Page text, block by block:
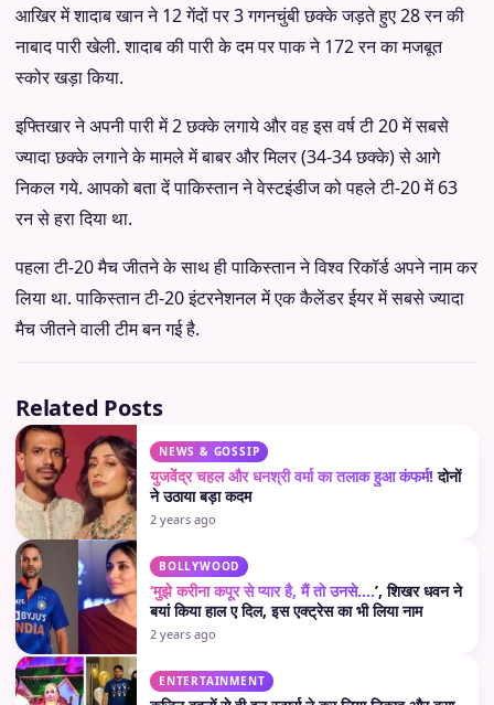
आखिर में शादाब खान ने 12 गेंदों पर 3 गगनचुंबी छक्के जड़ते हुए 28 रन की
नाबाद पारी खेली. शादाब की पारी के दम पर पाक ने 172 रन का मजबूत
स्कोर खड़ा किया.
इफ्तिखार ने अपनी पारी में 2 छक्के लगाये और वह इस वर्ष टी 20 में सबसे
ज्यादा छक्के लगाने के मामले में बाबर और मिलर (34-34 छक्के) से आगे
निकल गये. आपको बता दें पाकिस्तान ने वेस्टइंडीज को पहले टी-20 में 63
रन से हरा दिया था.
पहला टी-20 मैच जीतने के साथ ही पाकिस्तान ने विश्व रिकॉर्ड अपने नाम कर
लिया था. पाकिस्तान टी-20 इंटरनेशनल में एक कैलेंडर ईयर में सबसे ज्यादा
मैच जीतने वाली टीम बन गई है.
Related Posts
NEWS & GOSSIP
युजवेंद्र चहल और धनश्री वर्मा का तलाक हुआ कंफर्म!दोनों
ने उठाया बड़ा कदम
2 years ago
BOLLYWOOD
‘मुझे करीना कपूर से प्यार है, मैं तो उनसे….’, शिखर धवन ने
बयां किया हाल ए दिल, इस एक्ट्रेस का भी लिया नाम
2 years ago
ENTERTAINMENT